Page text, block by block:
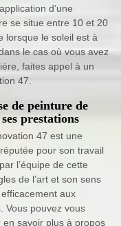
d’une
se situe entre 10 et 20
lorsque le soleil est à
le cas où vous avez
faites appel à un
47.
de peinture de
prestations
47 est une
pour son travail
l’équipe de cette
de l’art et son sens
aux
Vous pouvez vous
savoir plus à propos